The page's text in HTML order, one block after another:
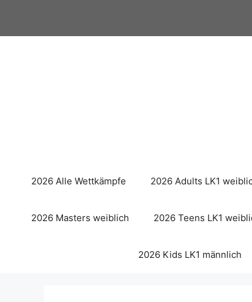
springen
2026 Alle Wettkämpfe 2026 Adults LK1
2026 Masters weiblich 2026 Teens LK1
2026 Kids LK1 männlich